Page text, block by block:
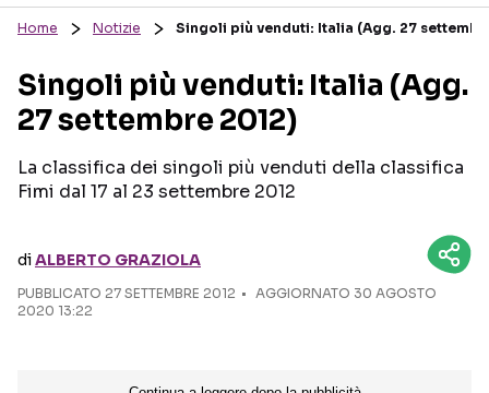
RECENSIONI MUSICALI
INTERVISTE
GOSSIP E CURIOSITÀ
TESTI CANZONI
TOUR ED EVENTI
TALENT SHOW
Home Notizie Singoli più venduti: Italia (Agg. 27
Singoli più venduti: Italia (Agg.
27 settembre 2012)
La classifica dei singoli più venduti della classifica
Fimi dal 17 al 23 settembre 2012
diALBERTO GRAZIOLA
PUBBLICATO 27 SETTEMBRE 2012
AGGIORNATO 30 AGOSTO
2020 13:22